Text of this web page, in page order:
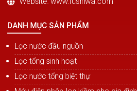
DANH MỤC SẢN PHẨM
Lọc nước đầu nguồn
Lọc tổng sinh hoạt
Lọc nước tổng biệt thự